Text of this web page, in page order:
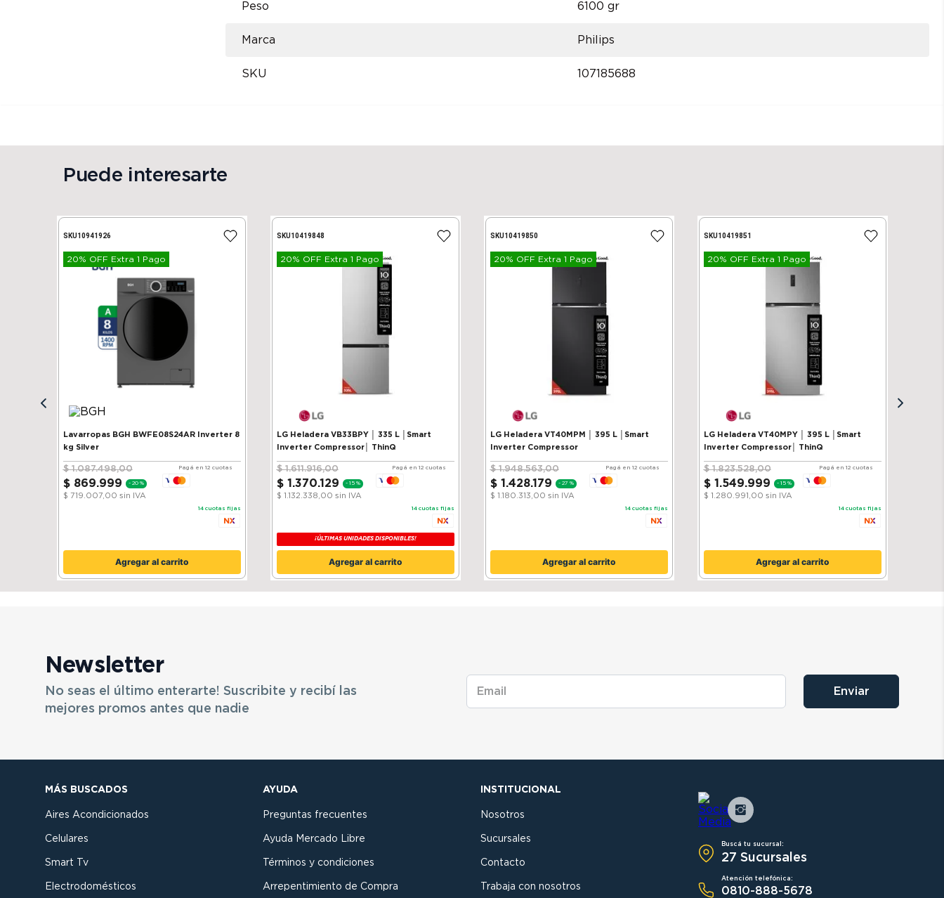
Peso 6100 gr
Marca Philips
SKU 107185688
Puede interesarte
SKU10941926
20% OFF Extra 1 Pago
Lavarropas BGH BWFE08S24AR Inverter 8
kg Silver
$ 1.087.498,00
$ 869.999 - 20 %
$ 719.007,00 sin IVA
Pagá en 12 cuotas
14 cuotas fijas
Agregar al carrito
SKU10419848
20% OFF Extra 1 Pago
LG Heladera VB33BPY │ 335 L │Smart
Inverter Compressor│ ThinQ
$ 1.611.916,00
$ 1 .370.129 - 15 %
$ 1.132.338,00 sin IVA
Pagá en 12 cuotas
14 cuotas fijas
¡ÚLTIMAS UNIDADES DISPONIBLES!
Agregar al carrito
SKU10419850
20% OFF Extra 1 Pago
LG Heladera VT40MPM │ 395 L │Smart
Inverter Compressor
$ 1.948.563,00
$ 1 .428.179 - 27 %
$ 1.180.313,00 sin IVA
Pagá en 12 cuotas
14 cuotas fijas
Agregar al carrito
SKU10419851
20% OFF Extra 1 Pago
LG Heladera VT40MPY │ 395 L │Smart
Inverter Compressor│ ThinQ
$ 1.823.528,00
$ 1 .549.999 - 15 %
$ 1.280.991,00 sin IVA
Pagá en 12 cuotas
14 cuotas fijas
Agregar al carrito
Newsletter
No seas el último enterarte! Suscribite y recibí las
mejores promos antes que nadie
Enviar
MÁS BUSCADOS
Aires Acondicionados
Celulares
Smart Tv
Electrodomésticos
AYUDA
Preguntas frecuentes
Ayuda Mercado Libre
Términos y condiciones
Arrepentimiento de Compra
INSTITUCIONAL
Nosotros
Sucursales
Contacto
Trabaja con nosotros
Buscá tu sucursal:
27 Sucursales
Atención telefónica:
0810-888-5678